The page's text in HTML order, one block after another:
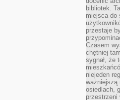
bibliotek.
miejsca do
przestaje
Czasem
chętniej
sygnał, że
niejeden
ważniejszą
osiedlach,
przestrzeni